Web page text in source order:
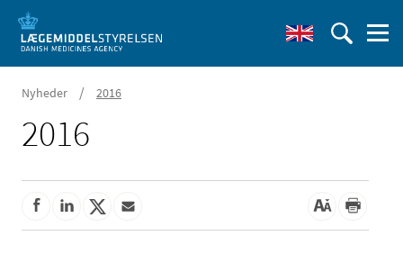
Nyheder / 2016
2016